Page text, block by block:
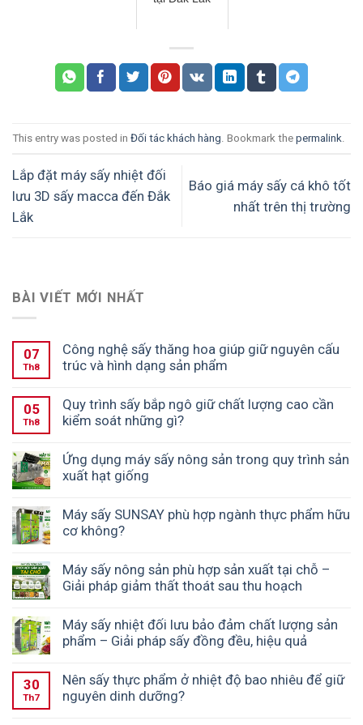
BÀI VIẾT MỚI NHẤT
07
Th8
Công nghệ sấy thăng hoa giúp giữ nguyên cấu
trúc và hình dạng sản phẩm
05
Th8
Quy trình sấy bắp ngô giữ chất lượng cao cần
kiểm soát những gì?
Ứng dụng máy sấy nông sản trong quy trình sản
xuất hạt giống
Máy sấy SUNSAY phù hợp ngành thực phẩm hữu
cơ không?
Máy sấy nông sản phù hợp sản xuất tại chỗ –
Giải pháp giảm thất thoát sau thu hoạch
Máy sấy nhiệt đối lưu bảo đảm chất lượng sản
phẩm – Giải pháp sấy đồng đều, hiệu quả
30
Th7
Nên sấy thực phẩm ở nhiệt độ bao nhiêu để giữ
nguyên dinh dưỡng?
This entry was posted in Đối tác khách hàng . Bookmark the permalink
Lắp đặt máy sấy nhiệt đối
lưu 3D sấy macca đến Đắk
Lắk
Báo giá máy sấy cá khô tốt
nhất trên thị trường